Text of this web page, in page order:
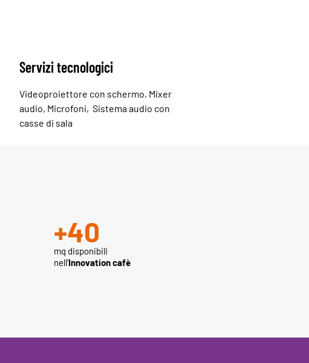
Servizi tecnologici
Videoproiettore con schermo, Mixer
audio, Microfoni, Sistema audio con
casse di sala
+40
mq disponibili
nell’Innovation cafè